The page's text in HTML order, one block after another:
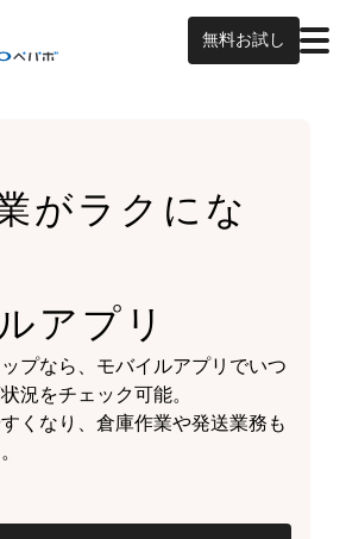
無料お試し
がラクにな
アプリ
プなら、 モバイルアプリでいつ
況をチェック可能。
くなり、倉庫作業や発送業務も